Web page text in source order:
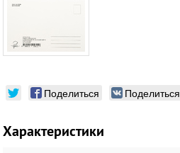
Поделиться Поделиться
Характеристики